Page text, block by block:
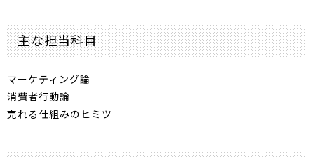
主な担当科目
マーケティング論
消費者行動論
売れる仕組みのヒミツ